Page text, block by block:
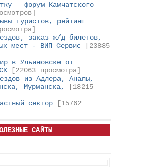
— форум Камчатского
туристов, рейтинг
заказ ж/д билетов,
мест - ВИП Сервис
[23885
в Ульяновске от
[22063 просмотра]
из Адлера, Анапы,
Мурманска,
[18215
сектор
[15762
САЙТЫ